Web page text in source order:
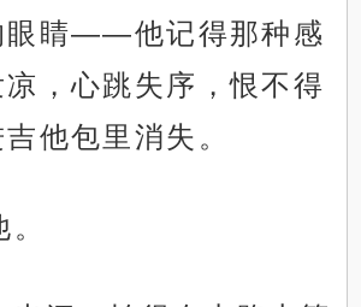
眼睛——他记得那种感
，心跳失序，恨不得
他包里消失。